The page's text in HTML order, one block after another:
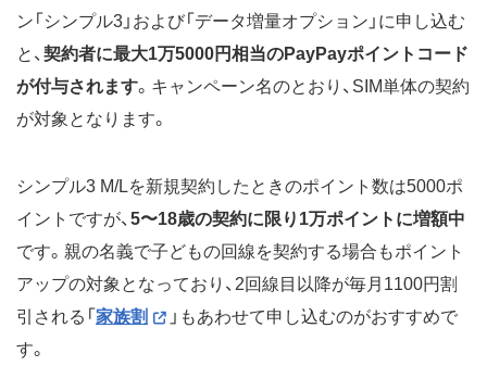
ン「シンプル3」および「データ増量オプション」に申し込む
と、契約者に最大1万5000円相当のPayPayポイントコード
が付与されます。キャンペーン名のとおり、SIM単体の契約
が対象となります。
シンプル3 M/Lを新規契約したときのポイント数は5000ポ
イントですが、5〜18歳の契約に限り1万ポイントに増額中
です。親の名義で子どもの回線を契約する場合もポイント
アップの対象となっており、2回線目以降が毎月1100円割
引される「 家族割
」もあわせて申し込むのがおすすめで
す。